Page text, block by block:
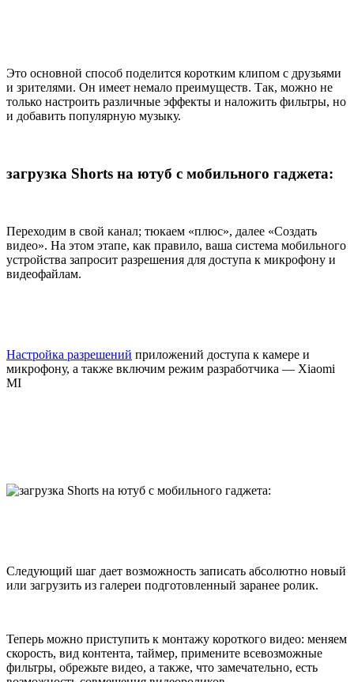
Это основной способ поделится коротким клипом с друзьями
и зрителями. Он имеет немало преимуществ. Так, можно не
только настроить различные эффекты и наложить фильтры, но
и добавить популярную музыку.
загрузка Shorts на ютуб с мобильного гаджета:
Переходим в свой канал; тюкаем «плюс», далее «Создать
видео». На этом этапе, как правило, ваша система мобильного
устройства запросит разрешения для доступа к микрофону и
видеофайлам.
Настройка разрешений приложений доступа к камере и
микрофону, а также включим режим разработчика — Xiaomi
MI
Следующий шаг дает возможность записать абсолютно новый
или загрузить из галереи подготовленный заранее ролик.
Теперь можно приступить к монтажу короткого видео: меняем
скорость, вид контента, таймер, примените всевозможные
фильтры, обрежьте видео, а также, что замечательно, есть